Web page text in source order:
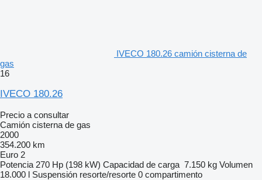
IVECO 180.26 camión cisterna de
gas
16
IVECO 180.26
Precio a consultar
Camión cisterna de gas
2000
354.200 km
Euro 2
Potencia 270 Hp (198 kW) Capacidad de carga 7.150 kg Volumen
18.000 l Suspensión resorte/resorte 0 compartimento